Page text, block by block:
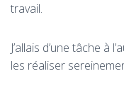
travail.
J’allais d’une tâche à
les réaliser